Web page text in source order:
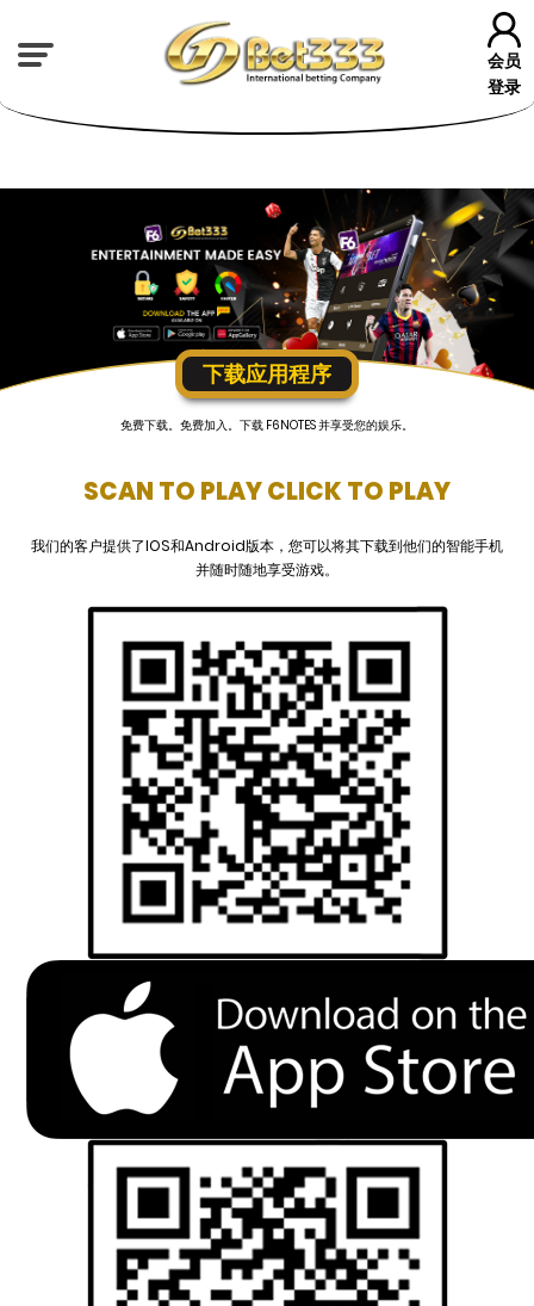
会员
登录
下载应用程序
免费下载。免费加入。下载 F6NOTES 并享受您的娱乐。
SCAN TO PLAYCLICK TO PLAY
我们的客户提供了IOS和Android版本，您可以将其下载到他们的智能手机
并随时随地享受游戏。